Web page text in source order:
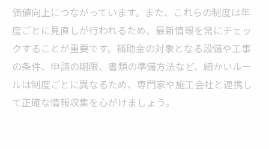
価値向上につながっています。また、これらの制度は年
度ごとに見直しが行われるため、最新情報を常にチェッ
クすることが重要です。補助金の対象となる設備や工事
の条件、申請の期限、書類の準備方法など、細かいルー
ルは制度ごとに異なるため、専門家や施工会社と連携し
て正確な情報収集を心がけましょう。